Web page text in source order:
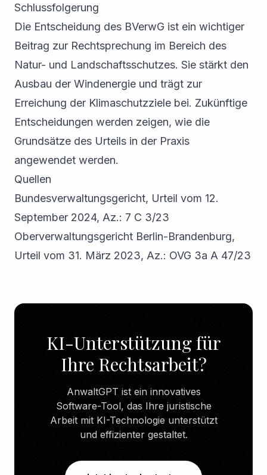
Schlussfolgerung
Die Entscheidung des BVerwG ist ein wichtiger
Beitrag zur Rechtsprechung im Bereich des
Natur- und Landschaftsschutzes. Sie stärkt den
Ausbau der Windenergie und trägt zur
Erreichung der Klimaschutzziele bei. Zukünftige
Entscheidungen werden zeigen, wie die
Grundsätze des Urteils in der Praxis
angewendet werden.
Quellen
Bundesverwaltungsgericht, Urteil vom 12.
September 2024, Az.: 7 C 3/23
Oberverwaltungsgericht Berlin-Brandenburg,
Urteil vom 31. März 2023, Az.: OVG 3a A 47/23
KI-Unterstützung für
Ihre Rechtsarbeit?
AnwaltGPT ist ein innovatives
Software-Tool, das Ihre juristische
Arbeit mit KI-Technologie unterstützt
und effizienter gestaltet.